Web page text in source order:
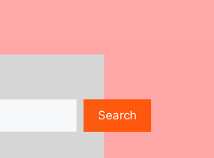
Search